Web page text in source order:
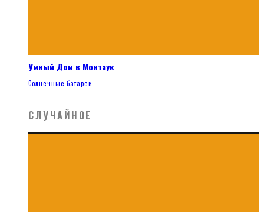
Умный Дом в Монтаук
Солнечные батареи
СЛУЧАЙНОЕ